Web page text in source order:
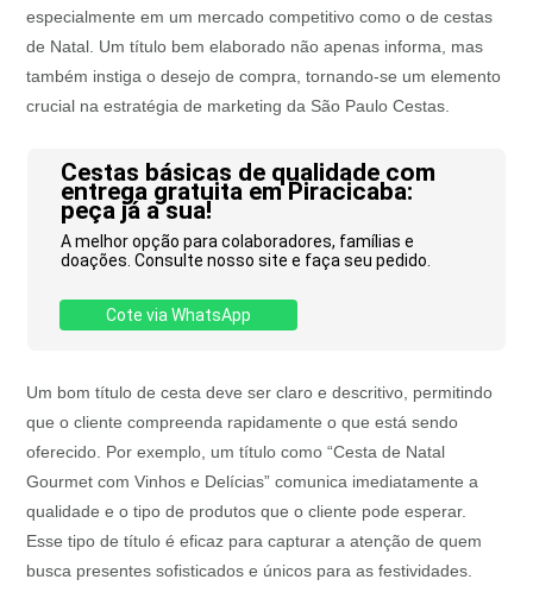
especialmente em um mercado competitivo como o de cestas
de Natal. Um título bem elaborado não apenas informa, mas
também instiga o desejo de compra, tornando-se um elemento
crucial na estratégia de marketing da São Paulo Cestas.
Cestas básicas de qualidade com
entrega gratuita em Piracicaba:
peça já a sua!
A melhor opção para colaboradores, famílias e
doações. Consulte nosso site e faça seu pedido.
Cote via WhatsApp
Um bom título de cesta deve ser claro e descritivo, permitindo
que o cliente compreenda rapidamente o que está sendo
oferecido. Por exemplo, um título como “Cesta de Natal
Gourmet com Vinhos e Delícias” comunica imediatamente a
qualidade e o tipo de produtos que o cliente pode esperar.
Esse tipo de título é eficaz para capturar a atenção de quem
busca presentes sofisticados e únicos para as festividades.